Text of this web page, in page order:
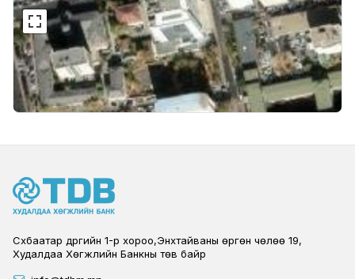
Сүхбаатар дүүргийн 1-р хороо,Энхтайваны өргөн чөлөө 19,
Худалдаа Хөгжлийн Банкны төв байр